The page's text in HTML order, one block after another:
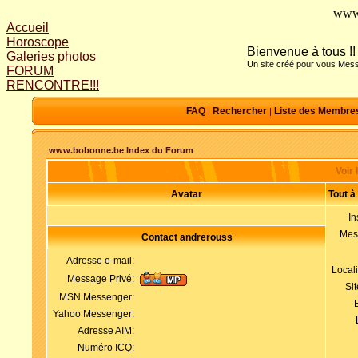
Accueil
Horoscope
Galeries photos
FORUM
RENCONTRE!!!
Bienvenue à tous !!
Un site créé pour vous
FAQ| Rechercher| Liste des
www.bobonne.be Index du Forum
Voir
Avatar Tout
Contact andrerouss
Adresse e-mail:
Message Privé:
MSN Messenger:
Yahoo Messenger:
Adresse AIM:
Numéro ICQ: